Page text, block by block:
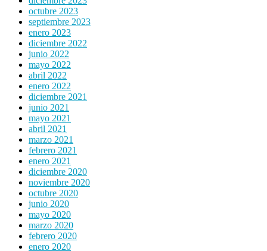
octubre 2023
septiembre 2023
enero 2023
diciembre 2022
junio 2022
mayo 2022
abril 2022
enero 2022
diciembre 2021
junio 2021
mayo 2021
abril 2021
marzo 2021
febrero 2021
enero 2021
diciembre 2020
noviembre 2020
octubre 2020
junio 2020
mayo 2020
marzo 2020
febrero 2020
enero 2020